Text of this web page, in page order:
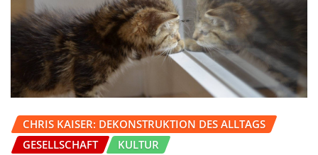
CHRIS KAISER: DEKONSTRUKTION DES ALLTAGS
GESELLSCHAFT
KULTUR